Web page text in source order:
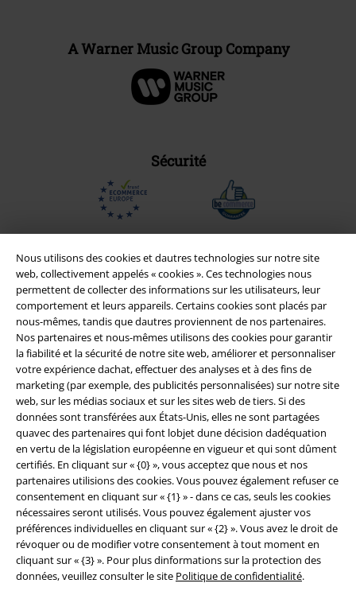
Nous utilisons des cookies et dautres technologies sur notre site
web, collectivement appelés « cookies ». Ces technologies nous
permettent de collecter des informations sur les utilisateurs, leur
comportement et leurs appareils. Certains cookies sont placés par
nous-mêmes, tandis que dautres proviennent de nos partenaires.
Nos partenaires et nous-mêmes utilisons des cookies pour garantir
la fiabilité et la sécurité de notre site web, améliorer et personnaliser
votre expérience dachat, effectuer des analyses et à des fins de
marketing (par exemple, des publicités personnalisées) sur notre site
web, sur les médias sociaux et sur les sites web de tiers. Si des
données sont transférées aux États-Unis, elles ne sont partagées
quavec des partenaires qui font lobjet dune décision dadéquation
en vertu de la législation européenne en vigueur et qui sont dûment
certifiés. En cliquant sur « {0} », vous acceptez que nous et nos
partenaires utilisions des cookies. Vous pouvez également refuser ce
consentement en cliquant sur « {1} » - dans ce cas, seuls les cookies
nécessaires seront utilisés. Vous pouvez également ajuster vos
préférences individuelles en cliquant sur « {2} ». Vous avez le droit de
révoquer ou de modifier votre consentement à tout moment en
cliquant sur « {3} ». Pour plus dinformations sur la protection des
données, veuillez consulter le site Politique de confidentialité.
A Warner Music Group Company
Sécurité
Légal
Conditions générales
Éditeur
Clauses de confidentialité
Élimination des déchets et protection de l'environnement
Déclaration de Conformité